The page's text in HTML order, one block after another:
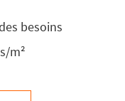
besoins
m²